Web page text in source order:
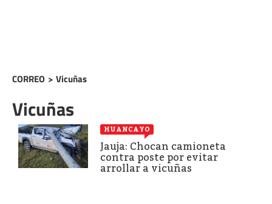
CORREO > Vicuñas
Vicuñas
HUANCAYO
Jauja: Chocan camioneta
contra poste por evitar
arrollar a vicuñas